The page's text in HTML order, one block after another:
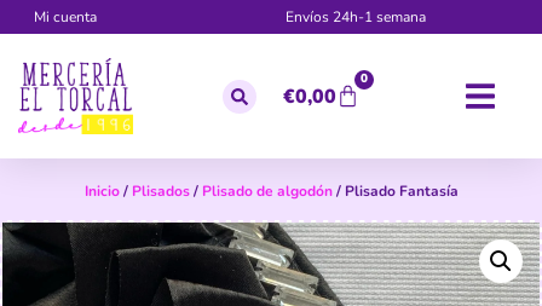
Mi cuenta Envíos 24h-1 semana
€0,00
0
Inicio/ Plisados/ Plisado de algodón/ Plisado Fantasía